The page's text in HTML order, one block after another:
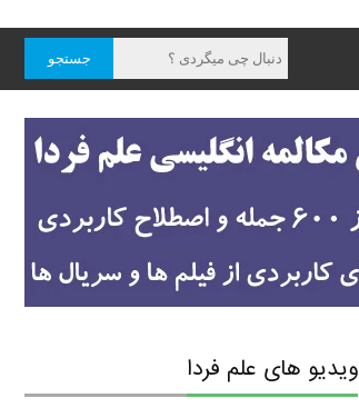
ویدیو های علم فردا